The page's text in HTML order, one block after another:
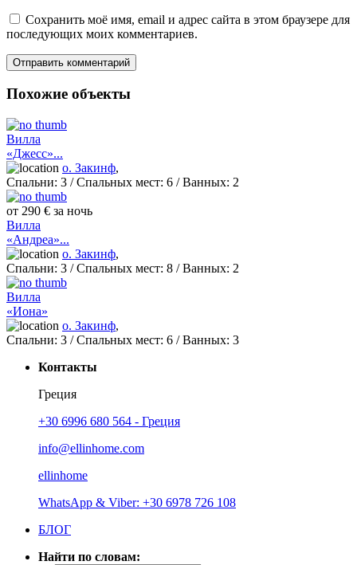
Сохранить моё имя, email и адрес сайта в этом браузере для
последующих моих комментариев.
Похожие объекты
Вилла
«Джесс»...
о. Закинф,
Спальни: 3 / Спальных мест: 6 /Ванных: 2
от 290 € за ночь
Вилла
«Андреа»...
о. Закинф,
Спальни: 3 / Спальных мест: 8 /Ванных: 2
Вилла
«Иона»
о. Закинф,
Спальни: 3 / Спальных мест: 6 /Ванных: 3
Контакты
Греция
+30 6996 680 564 - Греция
info@ellinhome.com
ellinhome
WhatsApp & Viber: +30 6978 726 108
БЛОГ
Найти по словам: